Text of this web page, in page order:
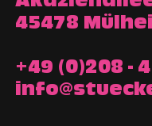
45478
+49 (0)208 -